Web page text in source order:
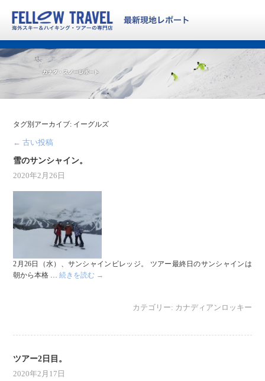
タグ別アーカイブ: イーグルズ
← 古い投稿
雪のサンシャイン。
2020年2月26日
2月26日（水）、サンシャインビレッジ。 ツアー最終日のサンシャインは
朝から本格 …続きを読む →
カテゴリー: カナディアンロッキー
ツアー2日目。
2020年2月17日